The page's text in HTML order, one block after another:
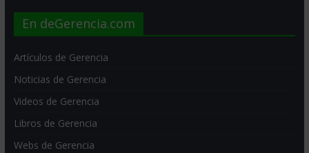
En deGerencia.com
Artículos de Gerencia
Noticias de Gerencia
Videos de Gerencia
Libros de Gerencia
Webs de Gerencia